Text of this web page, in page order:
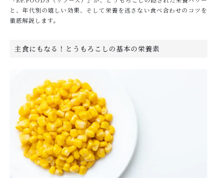
と、年代別の嬉しい効果、そして栄養を逃さない食べ合わせのコツを
徹底解説します。
主食にもなる！とうもろこしの基本の栄養素